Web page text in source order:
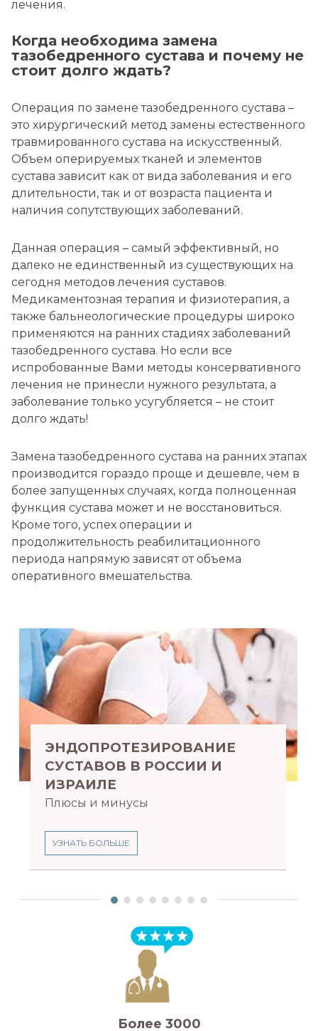
лечения.
Когда необходима замена
тазобедренного сустава и почему не
стоит долго ждать?
Операция по замене тазобедренного сустава –
это хирургический метод замены естественного
травмированного сустава на искусственный.
Объем оперируемых тканей и элементов
сустава зависит как от вида заболевания и его
длительности, так и от возраста пациента и
наличия сопутствующих заболеваний.
Данная операция – самый эффективный, но
далеко не единственный из существующих на
сегодня методов лечения суставов.
Медикаментозная терапия и физиотерапия, а
также бальнеологические процедуры широко
применяются на ранних стадиях заболеваний
тазобедренного сустава. Но если все
испробованные Вами методы консервативного
лечения не принесли нужного результата, а
заболевание только усугубляется – не стоит
долго ждать!
Замена тазобедренного сустава на ранних этапах
производится гораздо проще и дешевле, чем в
более запущенных случаях, когда полноценная
функция сустава может и не восстановиться.
Кроме того, успех операции и
продолжительность реабилитационного
периода напрямую зависят от объема
оперативного вмешательства.
ЭНДОПРОТЕЗИРОВАНИЕ
СУСТАВОВ В РОССИИ И
ИЗРАИЛЕ
Плюсы и минусы
УЗНАТЬ БОЛЬШЕ
Более 3000